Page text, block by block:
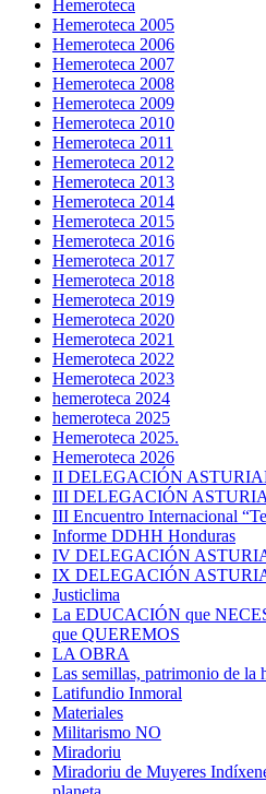
Hemeroteca
Hemeroteca 2005
Hemeroteca 2006
Hemeroteca 2007
Hemeroteca 2008
Hemeroteca 2009
Hemeroteca 2010
Hemeroteca 2011
Hemeroteca 2012
Hemeroteca 2013
Hemeroteca 2014
Hemeroteca 2015
Hemeroteca 2016
Hemeroteca 2017
Hemeroteca 2018
Hemeroteca 2019
Hemeroteca 2020
Hemeroteca 2021
Hemeroteca 2022
Hemeroteca 2023
hemeroteca 2024
hemeroteca 2025
Hemeroteca 2025.
Hemeroteca 2026
II DELEGACIÓN
III DELEGACIÓN
III Encuentro Internacional
Informe DDHH Honduras
IV DELEGACIÓN
IX DELEGACIÓN
Justiclima
La EDUCACIÓN que
que QUEREMOS
LA OBRA
Las semillas, patrimonio de la
Latifundio Inmoral
Materiales
Militarismo NO
Miradoriu
Miradoriu de Muyeres